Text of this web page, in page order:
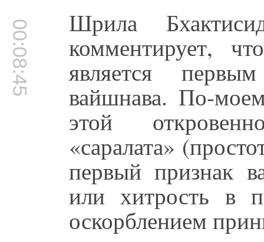
00:08:45 Шрила
комментирует,
является
вайшнава. По-
этой
«саралата»
первый признак
или хитрость в
оскорблением